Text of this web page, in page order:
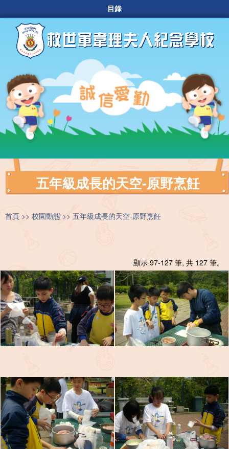
目錄
五年級成長的天空-原野烹飪
首頁 校園動態 五年級成長的天空-原野烹飪
顯示 97-127 筆, 共 127 筆。